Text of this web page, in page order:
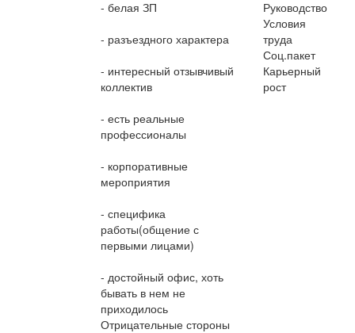
- белая ЗП
- разъездного характера
- интересный отзывчивый
коллектив
- есть реальные
профессионалы
- корпоративные
мероприятия
- специфика
работы(общение с
первыми лицами)
- достойный офис, хоть
бывать в нем не
приходилось
Отрицательные стороны
Руководство
Условия
труда
Соц.пакет
Карьерный
рост